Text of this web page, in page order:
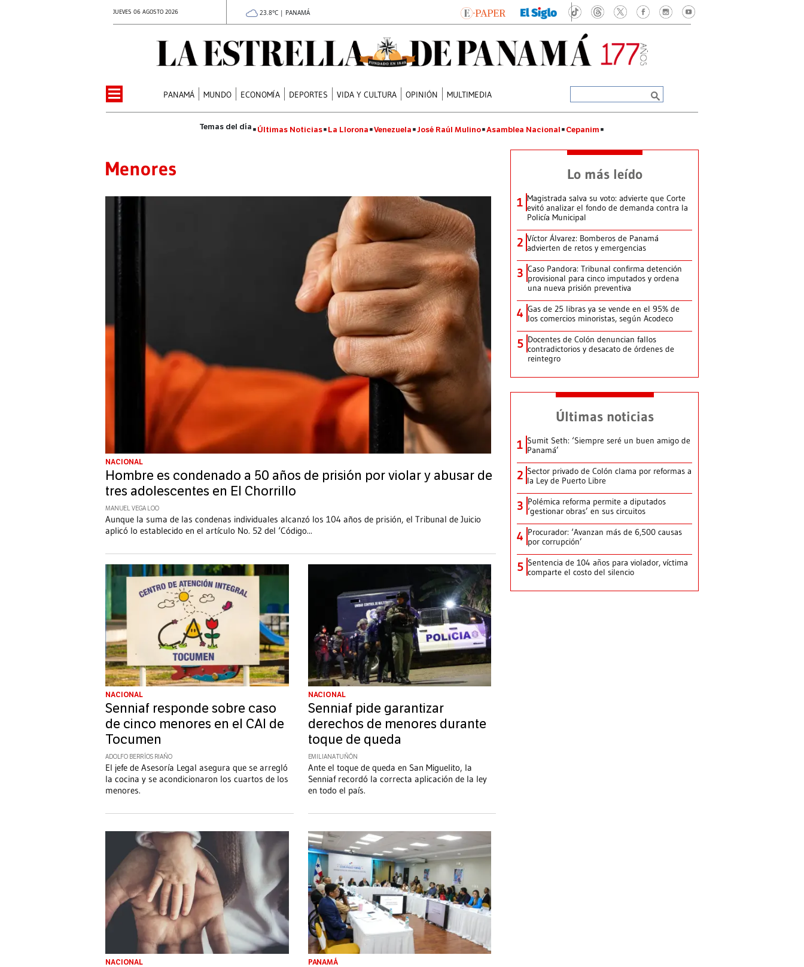
JUEVES 06 AGOSTO 2026 23.8°C | PANAMÁ
PANAMÁ MUNDO ECONOMÍA DEPORTES VIDA Y CULTURA OPINIÓN MULTIMEDIA
Últimas Noticias La Llorona Venezuela José Raúl Mulino Asamblea Nacional Cepanim
Menores
NACIONAL
Hombre es condenado a 50 años de prisión por violar y abusar de
tres adolescentes en El Chorrillo
MANUEL VEGA LOO
Aunque la suma de las condenas individuales alcanzó los 104 años de prisión, el Tribunal de Juicio
aplicó lo establecido en el artículo No. 52 del ‘Código...
NACIONAL
Senniaf responde sobre caso
de cinco menores en el CAI de
Tocumen
ADOLFO BERRÍOS RIAÑO
El jefe de Asesoría Legal asegura que se arregló
la cocina y se acondicionaron los cuartos de los
menores.
NACIONAL
Senniaf pide garantizar
derechos de menores durante
toque de queda
EMILIANA TUÑÓN
Ante el toque de queda en San Miguelito, la
Senniaf recordó la correcta aplicación de la ley
en todo el país.
NACIONAL PANAMÁ
Lo más leído
1 Magistrada salva su voto: advierte que Corte
evitó analizar el fondo de demanda contra la
Policía Municipal
2 Víctor Álvarez: Bomberos de Panamá
advierten de retos y emergencias
3 Caso Pandora: Tribunal confirma detención
provisional para cinco imputados y ordena
una nueva prisión preventiva
4 Gas de 25 libras ya se vende en el 95% de
los comercios minoristas, según Acodeco
5 Docentes de Colón denuncian fallos
contradictorios y desacato de órdenes de
reintegro
Últimas noticias
1 Sumit Seth: ‘Siempre seré un buen amigo de
Panamá’
2 Sector privado de Colón clama por reformas a
la Ley de Puerto Libre
3 Polémica reforma permite a diputados
‘gestionar obras’ en sus circuitos
4 Procurador: ‘Avanzan más de 6,500 causas
por corrupción’
5 Sentencia de 104 años para violador, víctima
comparte el costo del silencio